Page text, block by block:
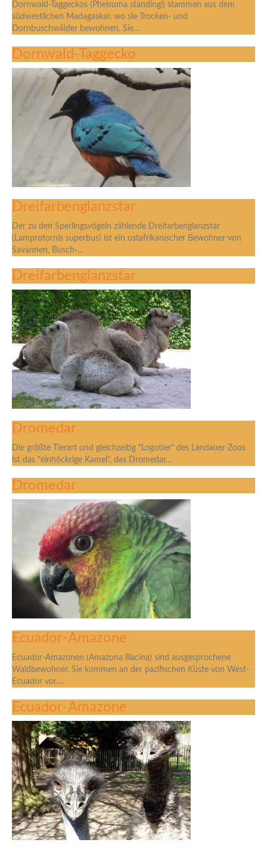
Dornwald-Taggeckos (Phelsuma standingi) stammen aus dem
südwestlichen Madagaskar, wo sie Trocken- und
Dornbuschwälder bewohnen. Sie…
Dornwald-Taggecko
Dreifarbenglanzstar
Der zu den Sperlingsvögeln zählende Dreifarbenglanzstar
(Lamprotornis superbus) ist ein ostafrikanischer Bewohner von
Savannen, Busch-…
Dreifarbenglanzstar
Dromedar
Die größte Tierart und gleichzeitig "Logotier" des Landauer Zoos
ist das "einhöckrige Kamel", das Dromedar…
Dromedar
Ecuador-Amazone
Ecuador-Amazonen (Amazona lilacina) sind ausgesprochene
Waldbewohner. Sie kommen an der pazifischen Küste von West-
Ecuador vor.…
Ecuador-Amazone